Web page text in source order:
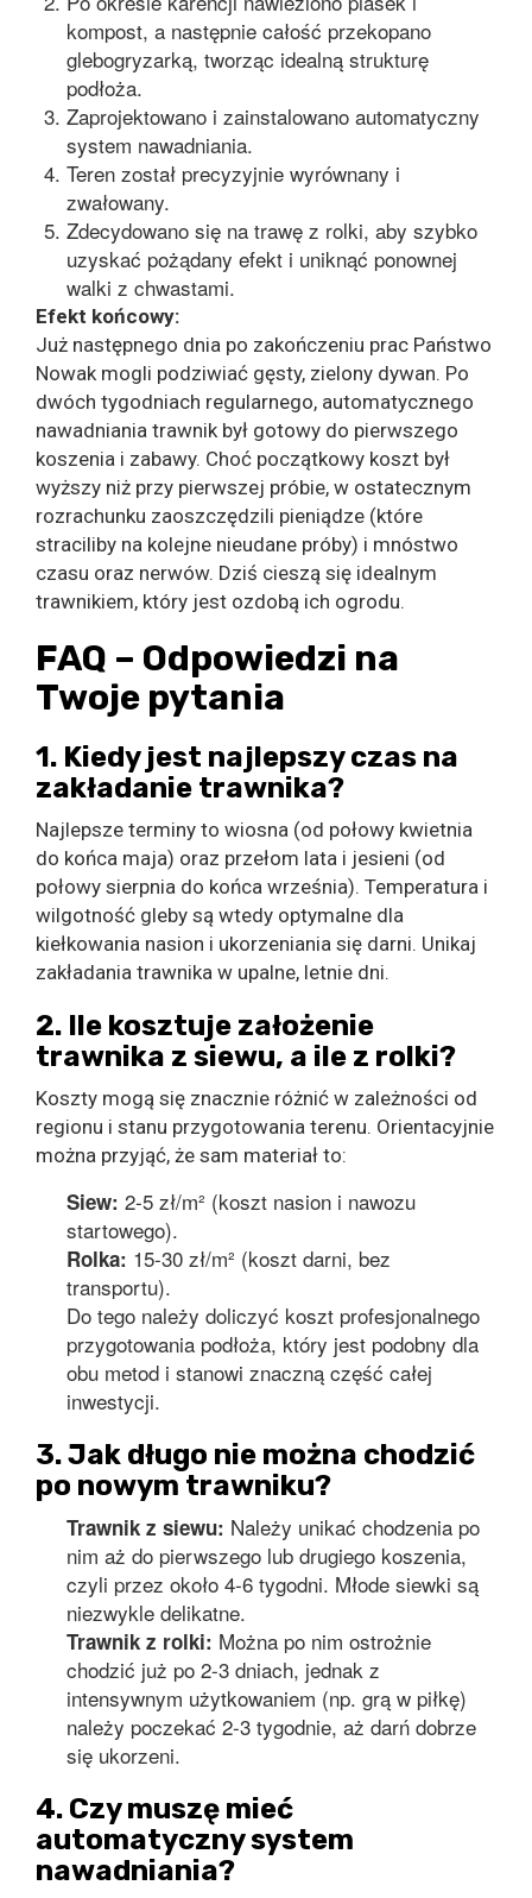
kompost, a następnie całość przekopano
glebogryzarką, tworząc idealną strukturę
podłoża.
Zaprojektowano i zainstalowano automatyczny
system nawadniania.
Teren został precyzyjnie wyrównany i
zwałowany.
Zdecydowano się na trawę z rolki, aby szybko
uzyskać pożądany efekt i uniknąć ponownej
walki z chwastami.
Efekt końcowy:
Już następnego dnia po zakończeniu prac Państwo
Nowak mogli podziwiać gęsty, zielony dywan. Po
dwóch tygodniach regularnego, automatycznego
nawadniania trawnik był gotowy do pierwszego
koszenia i zabawy. Choć początkowy koszt był
wyższy niż przy pierwszej próbie, w ostatecznym
rozrachunku zaoszczędzili pieniądze (które
straciliby na kolejne nieudane próby) i mnóstwo
czasu oraz nerwów. Dziś cieszą się idealnym
trawnikiem, który jest ozdobą ich ogrodu.
FAQ – Odpowiedzi na
Twoje pytania
1. Kiedy jest najlepszy czas na
zakładanie trawnika?
Najlepsze terminy to wiosna (od połowy kwietnia
do końca maja) oraz przełom lata i jesieni (od
połowy sierpnia do końca września). Temperatura i
wilgotność gleby są wtedy optymalne dla
kiełkowania nasion i ukorzeniania się darni. Unikaj
zakładania trawnika w upalne, letnie dni.
2. Ile kosztuje założenie
trawnika z siewu, a ile z rolki?
Koszty mogą się znacznie różnić w zależności od
regionu i stanu przygotowania terenu. Orientacyjnie
można przyjąć, że sam materiał to:
Siew: 2-5 zł/m² (koszt nasion i nawozu
startowego).
Rolka: 15-30 zł/m² (koszt darni, bez
transportu).
Do tego należy doliczyć koszt profesjonalnego
przygotowania podłoża, który jest podobny dla
obu metod i stanowi znaczną część całej
inwestycji.
3. Jak długo nie można chodzić
po nowym trawniku?
Trawnik z siewu: Należy unikać chodzenia po
nim aż do pierwszego lub drugiego koszenia,
czyli przez około 4-6 tygodni. Młode siewki są
niezwykle delikatne.
Trawnik z rolki: Można po nim ostrożnie
chodzić już po 2-3 dniach, jednak z
intensywnym użytkowaniem (np. grą w piłkę)
należy poczekać 2-3 tygodnie, aż darń dobrze
się ukorzeni.
4. Czy muszę mieć
automatyczny system
nawadniania?